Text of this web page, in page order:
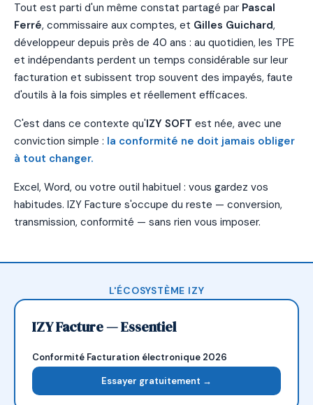
Tout est parti d'un même constat partagé par Pascal
Ferré, commissaire aux comptes, et Gilles Guichard,
développeur depuis près de 40 ans : au quotidien, les TPE
et indépendants perdent un temps considérable sur leur
facturation et subissent trop souvent des impayés, faute
d'outils à la fois simples et réellement efficaces.
C'est dans ce contexte qu'IZY SOFT est née, avec une
conviction simple : la conformité ne doit jamais obliger
à tout changer.
Excel, Word, ou votre outil habituel : vous gardez vos
habitudes. IZY Facture s'occupe du reste — conversion,
transmission, conformité — sans rien vous imposer.
L'ÉCOSYSTÈME IZY
IZY Facture — Essentiel
Conformité Facturation électronique 2026
Essayer gratuitement →